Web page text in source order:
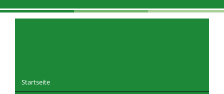
Startseite